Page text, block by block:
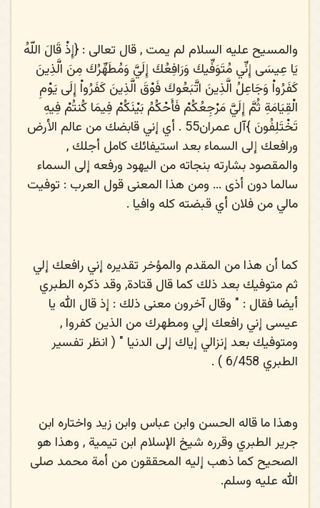
والمسيح عليه السلام لم يمت , قال تعالى : {إِذْ قَالَ اللّهُ
يَا عِيسَى إِنِّي مُتَوَفِّيكَ وَرَافِعُكَ إِلَيَّ وَمُطَهِّرُكَ مِنَ الَّذِينَ
كَفَرُواْ وَجَاعِلُ الَّذِينَ اتَّبَعُوكَ فَوْقَ الَّذِينَ كَفَرُواْ إِلَى يَوْمِ
الْقِيَامَةِ ثُمَّ إِلَيَّ مَرْجِعُكُمْ فَأَحْكُمُ بَيْنَكُمْ فِيمَا كُنتُمْ فِيهِ
تَخْتَلِفُونَ
}آل عمران55 . أي إني قابضك من عالم الأرض
ورافعك إلى السماء بعد استيفائك كامل أجلك ,
والمقصود بشارته بنجاته من اليهود ورفعه إلى السماء
سالما دون أذى ... ومن هذا المعنى قول العرب : توفيت
مالي من فلان أي قبضته كله وافيا .
كما أن هذا من المقدم والمؤخر تقديره إني رافعك إلي
ثم متوفيك بعد ذلك كما قال قتادة, وقد ذكره الطبري
أيضا فقال : " وقال آخرون معنى ذلك : إذ قال الله يا
عيسى إني رافعك إلي ومطهرك من الذين كفروا ,
ومتوفيك بعد إنزالي إياك إلى الدنيا " ( انظر تفسير
الطبري 6/458 ) .
وهذا ما قاله الحسن وابن عباس وابن زيد واختاره ابن
جرير الطبري وقرره شيخ الإسلام ابن تيمية , وهذا هو
الصحيح كما ذهب إليه المحققون من أمة محمد صلى
الله عليه وسلم.